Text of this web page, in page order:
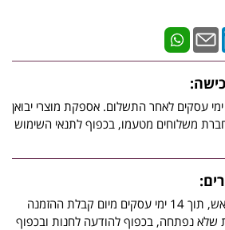
זמן אספקת המוצר עד 14 ימי עסקים לאחר התשלום. אספקת מוצרי יבואן
חברת משלוחים מטעמו, בכפוף לתנאי השימוש
בכתובת העסק בתאום מראש, תוך 14 ימי עסקים מיום קבלת ההזמנה
שלא נפתחה, בכפוף להודעה לחנות ובכפוף